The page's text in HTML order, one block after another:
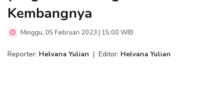
Kembangnya
Minggu, 05 Februari 2023 | 15:00 WIB
Reporter: Helvana Yulian | Editor: Helvana Yulian